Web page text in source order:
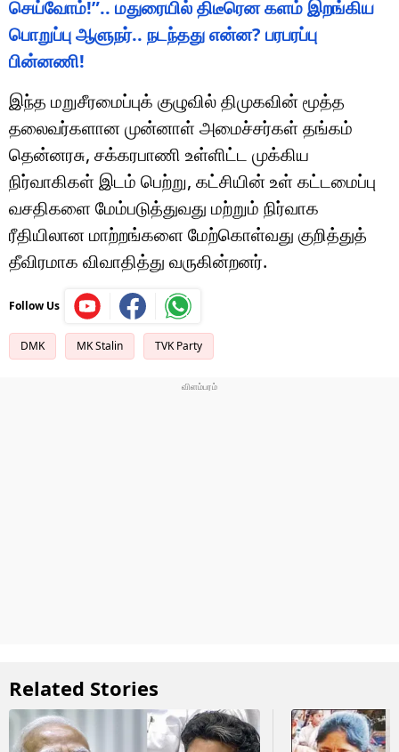
செய்வோம்!”.. மதுரையில் திடீரென களம் இறங்கிய
பொறுப்பு ஆளுநர்.. நடந்தது என்ன? பரபரப்பு
பின்னணி!
இந்த மறுசீரமைப்புக் குழுவில் திமுகவின் மூத்த
தலைவர்களான முன்னாள் அமைச்சர்கள் தங்கம்
தென்னரசு, சக்கரபாணி உள்ளிட்ட முக்கிய
நிர்வாகிகள் இடம் பெற்று, கட்சியின் உள் கட்டமைப்பு
வசதிகளை மேம்படுத்துவது மற்றும் நிர்வாக
ரீதியிலான மாற்றங்களை மேற்கொள்வது குறித்துத்
தீவிரமாக விவாதித்து வருகின்றனர்.
Follow Us
DMK MK Stalin TVK Party
Related Stories